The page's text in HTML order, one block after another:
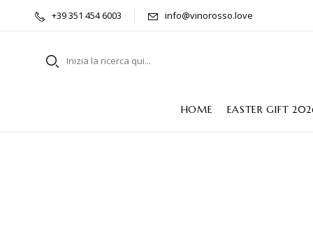
+39 351 454 6003 info@vinorosso.love
HOME EASTER GIFT